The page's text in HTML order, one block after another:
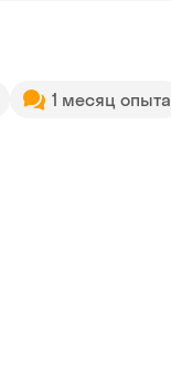
1 месяц опыта